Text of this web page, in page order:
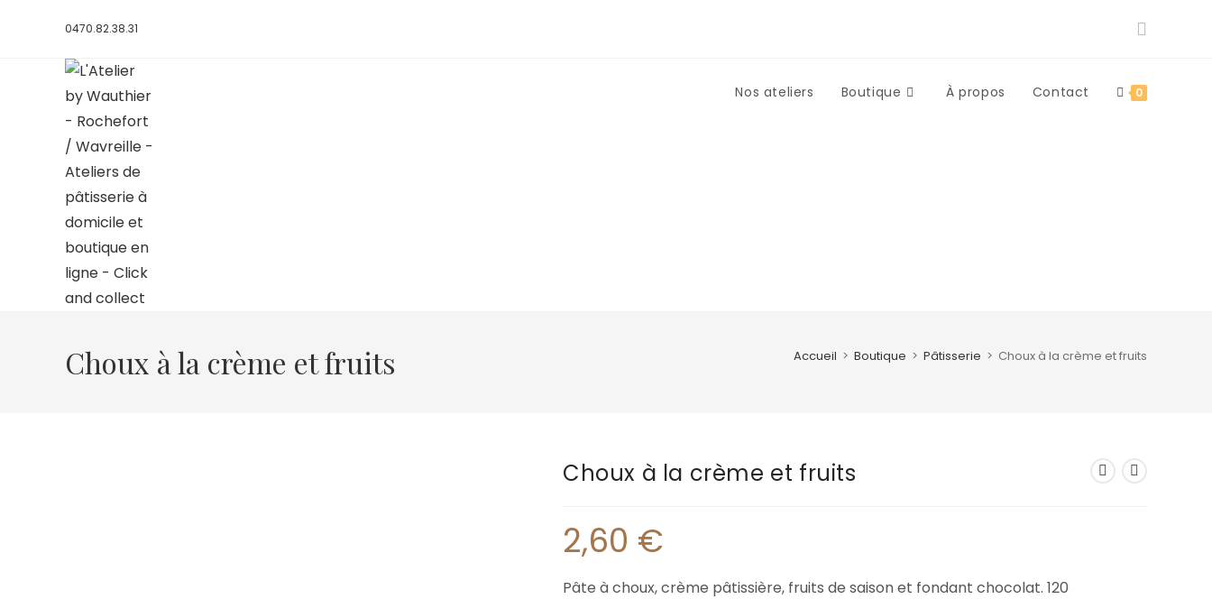
0470.82.38.31
Nos ateliers Boutique À propos Contact 0
Choux à la crème et fruits Accueil > Boutique > Pâtisserie > Choux à la crème et fruits
Choux à la crème et fruits
2,60 €
Pâte à choux, crème pâtissière, fruits de saison et fondant chocolat. 120